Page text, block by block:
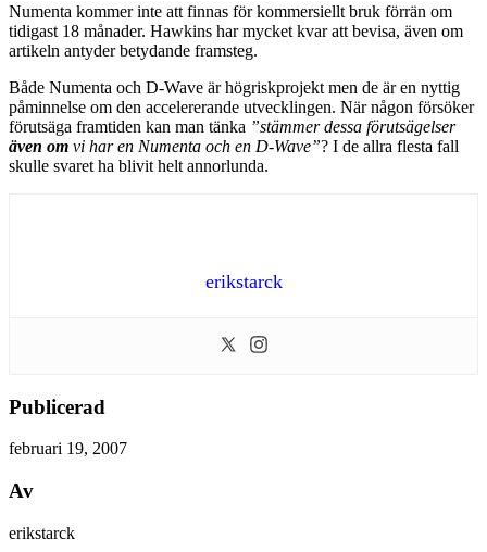
Numenta kommer inte att finnas för kommersiellt bruk förrän om
tidigast 18 månader. Hawkins har mycket kvar att bevisa, även om
artikeln antyder betydande framsteg.
Både Numenta och D-Wave är högriskprojekt men de är en nyttig
påminnelse om den accelererande utvecklingen. När någon försöker
förutsäga framtiden kan man tänka ”stämmer dessa förutsägelser
även om vi har en Numenta och en D-Wave”? I de allra flesta fall
skulle svaret ha blivit helt annorlunda.
erikstarck
Publicerad
februari 19, 2007
Av
erikstarck